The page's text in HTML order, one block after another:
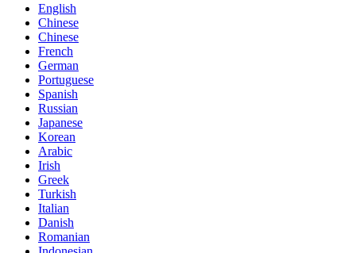
English
Chinese
Chinese
French
German
Portuguese
Spanish
Russian
Japanese
Korean
Arabic
Irish
Greek
Turkish
Italian
Danish
Romanian